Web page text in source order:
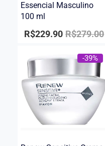
Essencial Masculino
100 ml
R$279.00
R$229.90
-39%